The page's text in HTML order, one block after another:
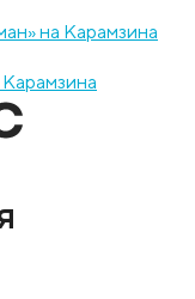
на Карамзина